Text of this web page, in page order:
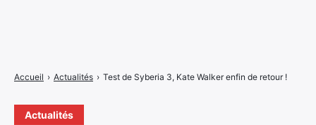
Actualités
Accueil › Actualités › Test de Syberia 3, Kate Walker enfin de retour !